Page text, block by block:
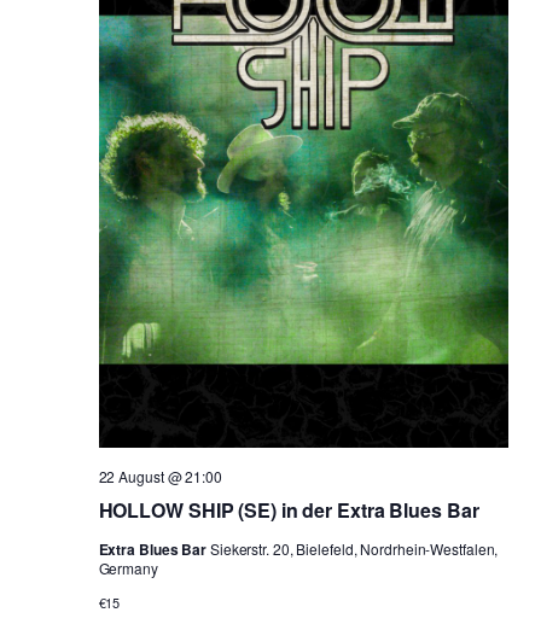
HOLLOW SHIP (SE) in der Extra Blues Bar
22 August @ 21:00
Extra Blues BarSiekerstr. 20, Bielefeld, Nordrhein-Westfalen,
Germany
€15